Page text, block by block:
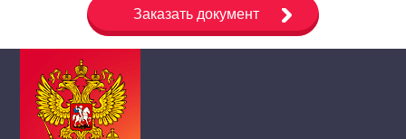
Заказать документ